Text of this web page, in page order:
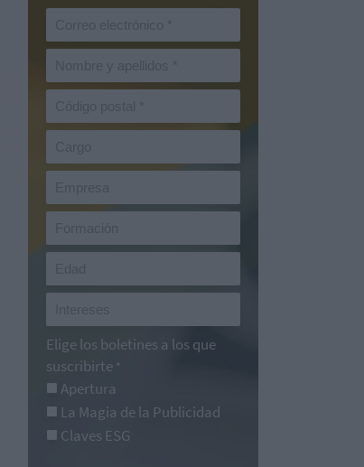
Elige los boletines a los que
suscribirte *
Apertura
La Magia de la Publicidad
Claves ESG